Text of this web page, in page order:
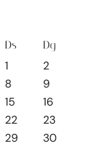
Ds Dg
1
2
8
9
15
16
22
23
29
30